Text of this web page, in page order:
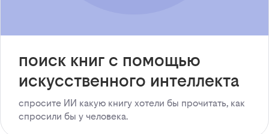
поиск книг с помощью
искусственного интеллекта
спросите ИИ какую книгу хотели бы прочитать, как
спросили бы у человека.